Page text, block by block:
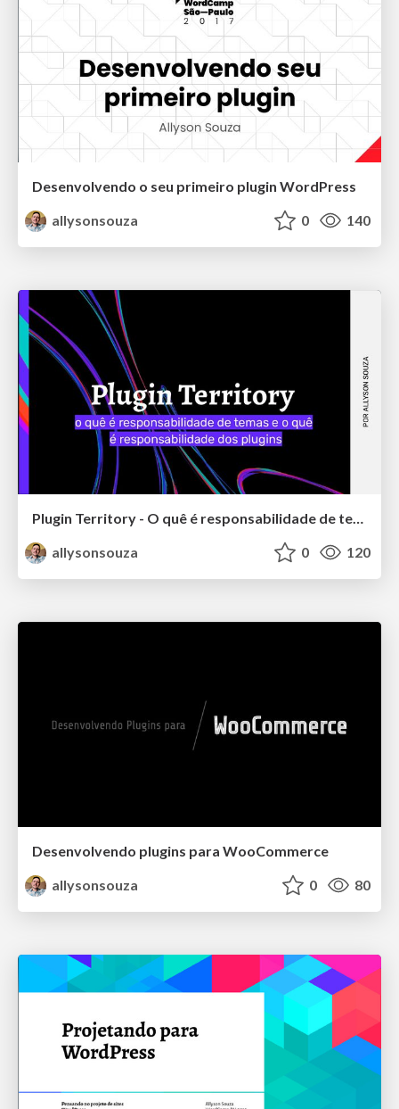
Desenvolvendo o seu primeiro plugin WordPress
allysonsouza
0 140
Plugin Territory - O quê é responsabilidade de temas e o quê é responsabilidade de plugins
allysonsouza
0 120
Desenvolvendo plugins para WooCommerce
allysonsouza
0 80